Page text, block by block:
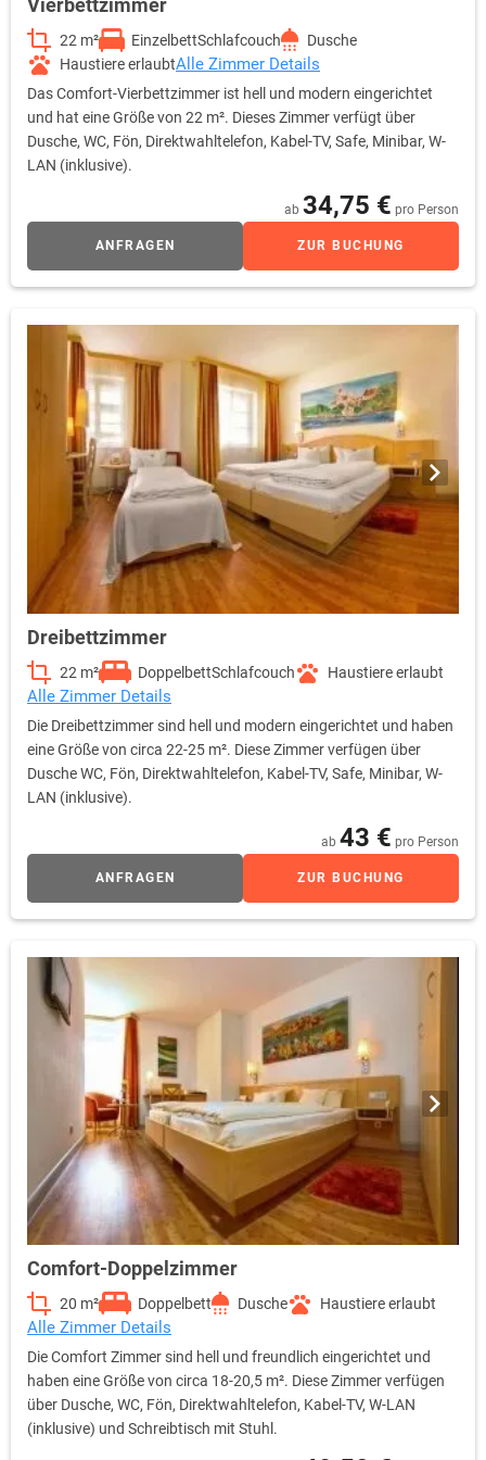
Vierbettzimmer
22 m² EinzelbettSchlafcouch
Dusche
Haustiere erlaubtAlle Zimmer Details
Das Comfort-Vierbettzimmer ist hell und modern eingerichtet
und hat eine Größe von 22 m². Dieses Zimmer verfügt über
Dusche, WC, Fön, Direktwahltelefon, Kabel-TV, Safe, Minibar, W-
LAN (inklusive).
ab 34,75 € pro Person
ANFRAGEN ZUR BUCHUNG
Dreibettzimmer
22 m² DoppelbettSchlafcouch Haustiere erlaubt
Alle Zimmer Details
Die Dreibettzimmer sind hell und modern eingerichtet und haben
eine Größe von circa 22-25 m². Diese Zimmer verfügen über
Dusche WC, Fön, Direktwahltelefon, Kabel-TV, Safe, Minibar, W-
LAN (inklusive).
ab 43 € pro Person
ANFRAGEN ZUR BUCHUNG
Comfort-Doppelzimmer
20 m² Doppelbett Dusche Haustiere erlaubt
Alle Zimmer Details
Die Comfort Zimmer sind hell und freundlich eingerichtet und
haben eine Größe von circa 18-20,5 m². Diese Zimmer verfügen
über Dusche, WC, Fön, Direktwahltelefon, Kabel-TV, W-LAN
(inklusive) und Schreibtisch mit Stuhl.